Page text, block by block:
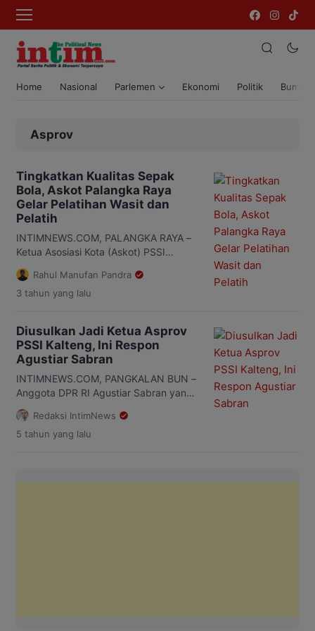
Home Nasional Parlemen Ekonomi Politik Bumi
Asprov
Tingkatkan Kualitas Sepak
Bola, Askot Palangka Raya
Gelar Pelatihan Wasit dan
Pelatih
INTIMNEWS.COM, PALANGKA RAYA –
Ketua Asosiasi Kota (Askot) PSSI
Palangka Raya, Fathul Munir
menyampaikan pihaknya saat ini
bersama Asosiasi Provinsi (Asprov)
dan wasit. Fathul menjelaskan bahwa
hal tersebut dilakukan untuk
menunjang dan melatih kompetensi
wasit dan pelatih yang ada di Kalteng
dan di Palangka Raya. “Kita Askot […]
Rahul Manufan Pandra
3 tahun yang lalu
Diusulkan Jadi Ketua Asprov
PSSI Kalteng, Ini Respon
Agustiar Sabran
INTIMNEWS.COM, PANGKALAN BUN –
Anggota DPR RI Agustiar Sabran yang
juga CEO Kalteng Putra diusulkan
menjadi ketua Asprov PSSI Kalimantan
Tengah (Kalteng), saat ini masih belum
Redaksi IntimNews
5 tahun yang lalu